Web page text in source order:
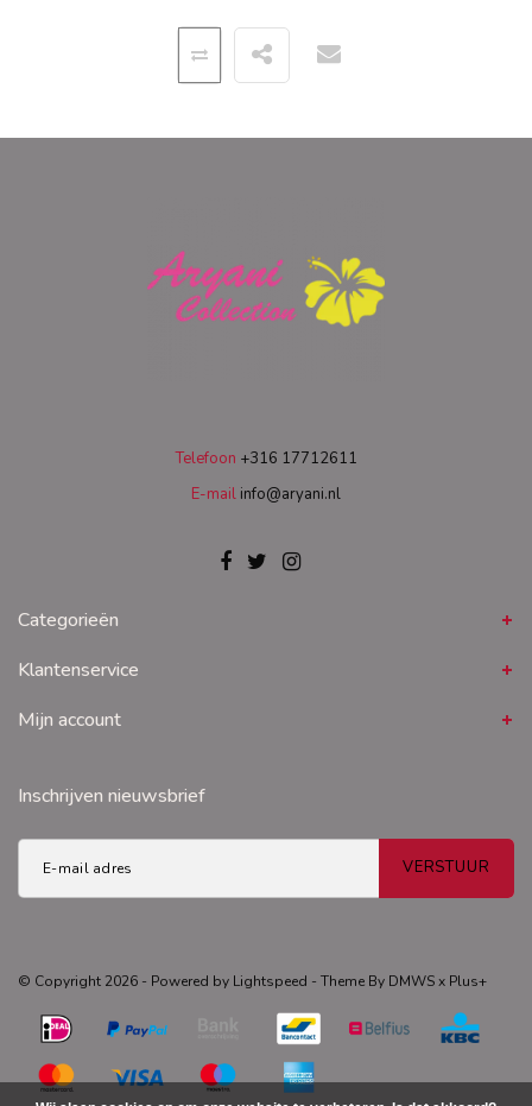
Telefoon +316 17712611
E-mail info@aryani.nl
Categorieën
Klantenservice
Mijn account
Inschrijven nieuwsbrief
VERSTUUR
© Copyright 2026 - Powered by Lightspeed - Theme By DMWSx Plus+